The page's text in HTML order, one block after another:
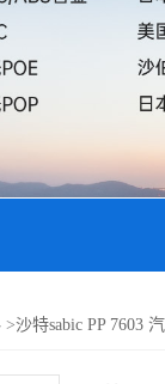
>沙特sabic PP 7603